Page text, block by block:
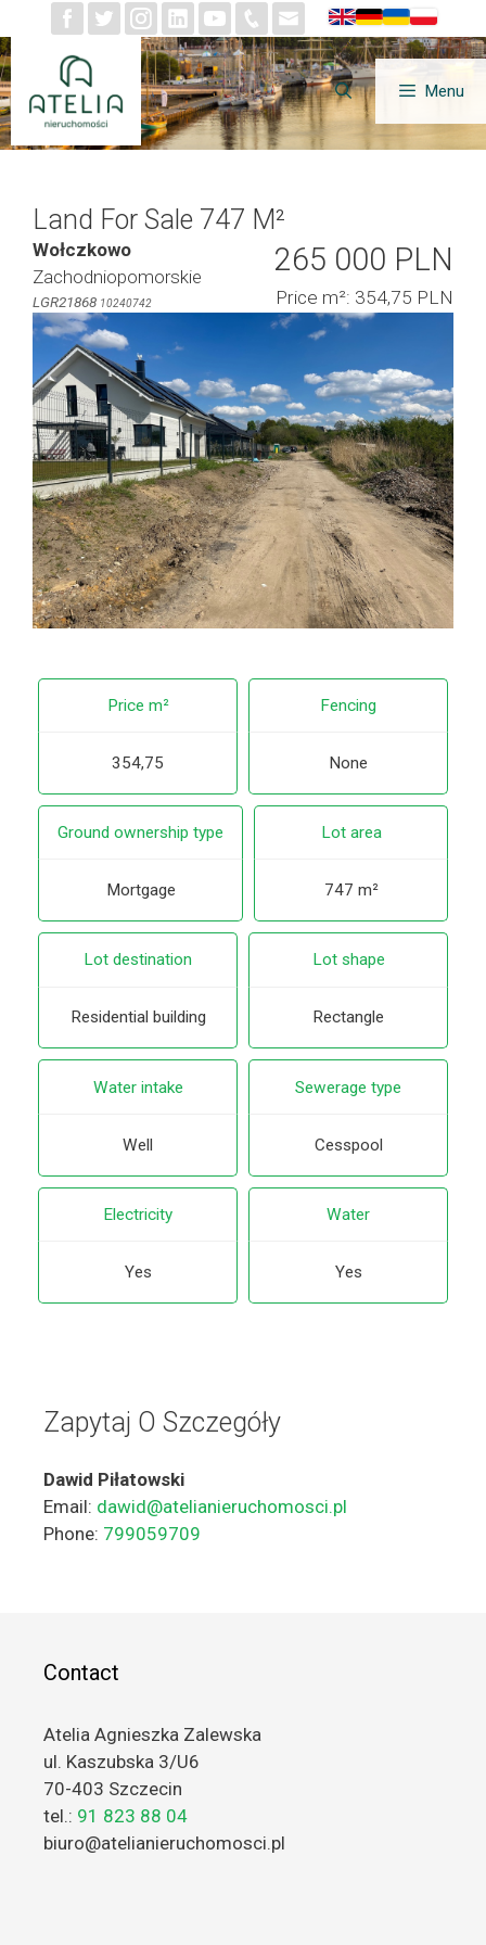
to
content
Menu
Land For Sale 747 M²
Wołczkowo
Zachodniopomorskie
LGR21868 10240742
265 000 PLN
Price m²: 354,75 PLN
Price m²
354,75
Fencing
None
Ground ownership type
Mortgage
Lot area
747 m²
Lot destination
Residential building
Lot shape
Rectangle
Water intake
Well
Sewerage type
Cesspool
Electricity
Yes
Water
Yes
Zapytaj O Szczegóły
Dawid Piłatowski
Email: dawid@atelianieruchomosci.pl
Phone: 799059709
Contact
Atelia Agnieszka Zalewska
ul. Kaszubska 3/U6
70-403 Szczecin
tel.: 91 823 88 04
biuro@atelianieruchomosci.pl